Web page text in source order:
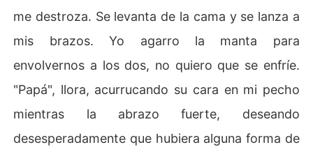
me destroza. Se levanta de la cama y se lanza a
mis brazos. Yo agarro la manta para
envolvernos a los dos, no quiero que se enfríe.
"Papá", llora, acurrucando su cara en mi pecho
mientras la abrazo fuerte, deseando
desesperadamente que hubiera alguna forma de